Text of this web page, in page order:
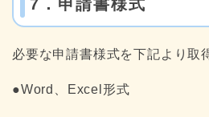
7．申請書様式
必要な申請書様式を下記より取
●Word、Excel形式